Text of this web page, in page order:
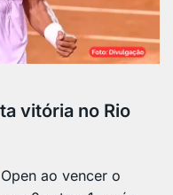
vitória no Rio
ao vencer o